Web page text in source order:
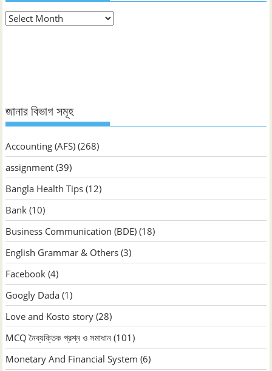
মাস
জানার বিভাগ সমূহ
Accounting (AFS) (268)
assignment (39)
Bangla Health Tips (12)
Bank (10)
Business Communication (BDE) (18)
English Grammar & Others (3)
Facebook (4)
Googly Dada (1)
Love and Kosto story (28)
MCQ নৈব্যক্তিক প্রশ্ন ও সমাধান (101)
Monetary And Financial System (6)